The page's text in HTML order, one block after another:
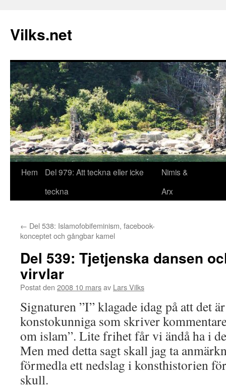
Vilks.net
Hoppa
Hem
Del 979: Att teckna eller icke
teckna
Nimis &
Arx
← Del 538: Islamofobifeminism, facebook-
konceptet och gångbar kamel
Del 539: Tjetjenska dansen
virvlar
Postat den 2008 10 marsav Lars Vilks
Signaturen ”I” klagade idag på att det
konstokunniga som skriver
om islam”. Lite frihet får vi ändå ha i
Men med detta sagt skall jag ta
förmedla ett nedslag i konsthistorien
skull.